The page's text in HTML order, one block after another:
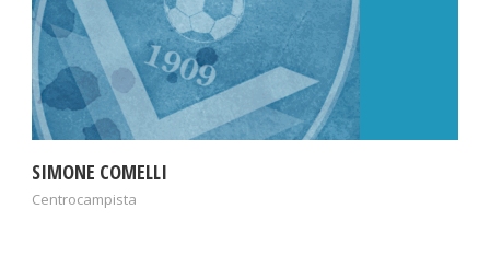
SIMONE COMELLI
Centrocampista